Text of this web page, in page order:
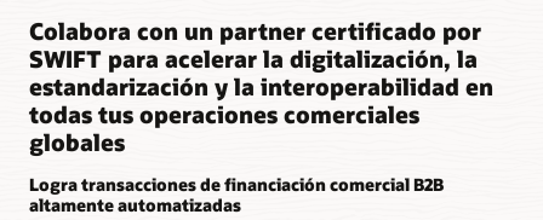
Colabora con un partner certificado por
SWIFT para acelerar la digitalización, la
estandarización y la interoperabilidad en
todas tus operaciones comerciales
globales
Logra transacciones de financiación comercial B2B
altamente automatizadas